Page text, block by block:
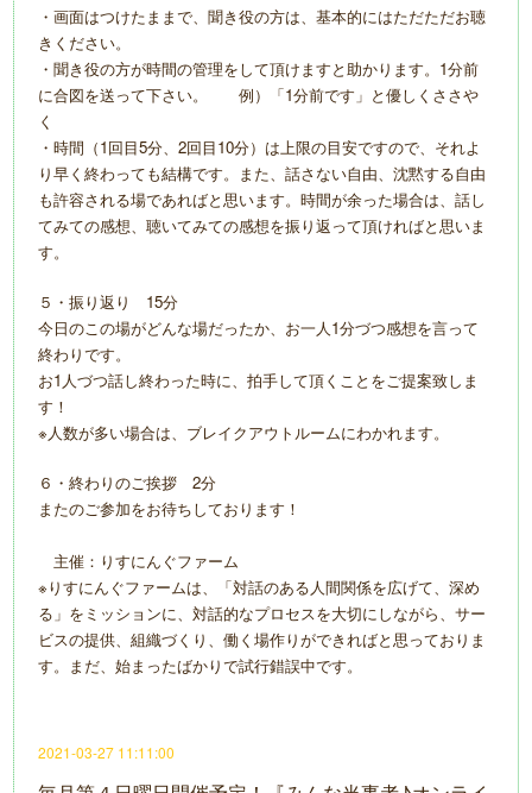
・画面はつけたままで、聞き役の方は、基本的にはただただお聴
きください。
・聞き役の方が時間の管理をして頂けますと助かります。1分前
に合図を送って下さい。 例）「1分前です」と優しくささや
く
・時間（1回目5分、2回目10分）は上限の目安ですので、それよ
り早く終わっても結構です。また、話さない自由、沈黙する自由
も許容される場であればと思います。時間が余った場合は、話し
てみての感想、聴いてみての感想を振り返って頂ければと思いま
す。
５・振り返り 15分
今日のこの場がどんな場だったか、お一人1分づつ感想を言って
終わりです。
お1人づつ話し終わった時に、拍手して頂くことをご提案致しま
す！
※人数が多い場合は、ブレイクアウトルームにわかれます。
６・終わりのご挨拶 2分
またのご参加をお待ちしております！
主催：りすにんぐファーム
※りすにんぐファームは、「対話のある人間関係を広げて、深め
る」をミッションに、対話的なプロセスを大切にしながら、サー
ビスの提供、組織づくり、働く場作りができればと思っておりま
す。まだ、始まったばかりで試行錯誤中です。
2021-03-27 11:11:00